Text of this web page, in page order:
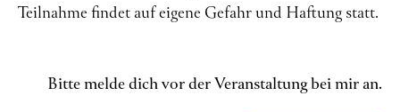
Teilnahme findet auf eigene Gefahr und Haftung statt.
Bitte melde dich vor der Veranstaltung bei mir an.